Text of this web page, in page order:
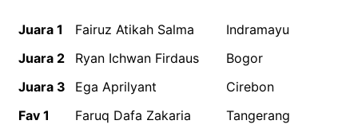
Juara 1 Fairuz Atikah Salma
Indramayu
Juara 2
Ryan Ichwan Firdaus
Bogor
Juara 3
Ega Aprilyant
Cirebon
Fav 1
Faruq Dafa Zakaria
Tangerang